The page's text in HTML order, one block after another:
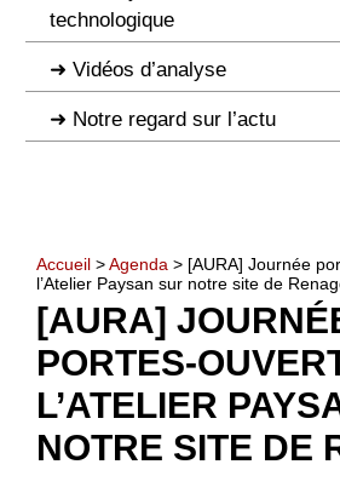
technologique
Vidéos d’analyse
Notre regard sur l’actu
Accueil >Agenda > [AURA] Journée
l’Atelier Paysan sur notre site de
[AURA]
PORTES-
L’ATELIER
NOTRE SITE DE